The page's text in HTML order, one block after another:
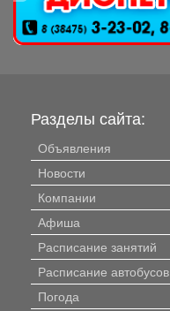
Разделы сайта:
Объявления
Новости
Компании
Афиша
Расписание занятий
Расписание автобусов
Погода